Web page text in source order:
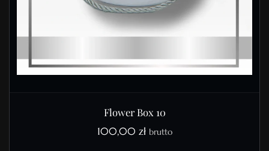
Flower Box 10
100,00 zł brutto